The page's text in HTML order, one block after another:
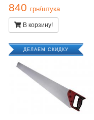
840 грн/штука
В корзину!
ДЕЛАЕМ СКИДКУ